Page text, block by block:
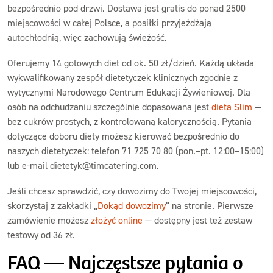
bezpośrednio pod drzwi. Dostawa jest gratis do ponad 2500
miejscowości w całej Polsce, a posiłki przyjeżdżają
autochłodnią, więc zachowują świeżość.
Oferujemy 14 gotowych diet od ok. 50 zł/dzień. Każdą układa
wykwalifikowany zespół dietetyczek klinicznych zgodnie z
wytycznymi Narodowego Centrum Edukacji Żywieniowej. Dla
osób na odchudzaniu szczególnie dopasowana jest dieta Slim —
bez cukrów prostych, z kontrolowaną kalorycznością. Pytania
dotyczące doboru diety możesz kierować bezpośrednio do
naszych dietetyczek: telefon 71 725 70 80 (pon.–pt. 12:00–15:00)
lub e-mail dietetyk@timcatering.com.
Jeśli chcesz sprawdzić, czy dowozimy do Twojej miejscowości,
skorzystaj z zakładki „Dokąd dowozimy” na stronie. Pierwsze
zamówienie możesz złożyć online — dostępny jest też zestaw
testowy od 36 zł.
FAQ — Najczęstsze pytania o